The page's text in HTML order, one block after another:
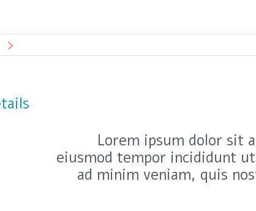
Lorem ipsum dolor sit
eiusmod tempor incididunt
ad minim veniam, quis